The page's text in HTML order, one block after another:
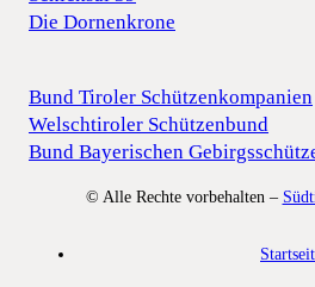
Die Dornenkrone
Bund Tiroler Schützenkompanien
Welschtiroler Schützenbund
Bund Bayerischen
© Alle Rechte vorbehalten –